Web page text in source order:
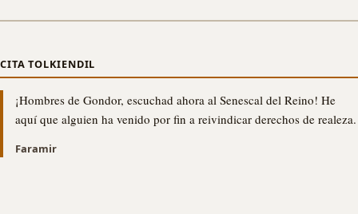
CITA TOLKIENDIL
¡Hombres de Gondor, escuchad ahora al Senescal del Reino! He
aquí que alguien ha venido por fin a reivindicar derechos de realeza.
Faramir